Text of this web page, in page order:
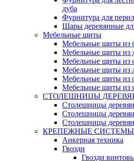
дуба
Фурнитура для
Шары деревянные
Мебельные щиты
Мебельные щиты из
Мебельные щиты из
Мебельные щиты из
Мебельные щиты из
Мебельные щиты из
Мебельные щиты из
СТОЛЕШНИЦЫ
Столешницы
Столешницы
Столешницы
КРЕПЕЖНЫЕ СИСТЕМЫ
Анкерная техника
Гвозди
Гвозди